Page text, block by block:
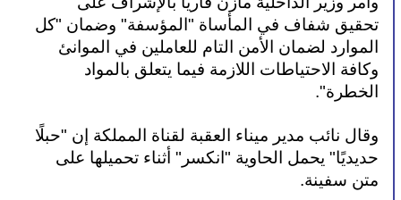
الخطرة".
متن سفينة.